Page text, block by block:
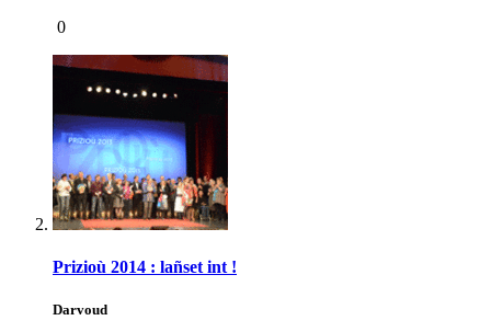
0
Prizioù 2014 : lañset int !
Darvoud